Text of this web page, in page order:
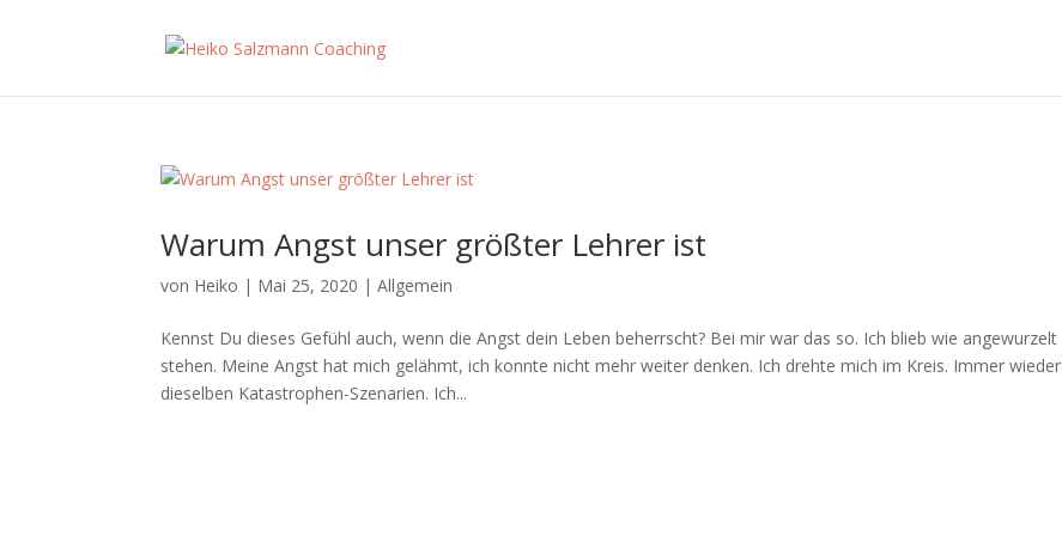
Warum Angst unser größter Lehrer ist
von Heiko | Mai 25, 2020 |Allgemein
Kennst Du dieses Gefühl auch, wenn die Angst dein Leben beherrscht? Bei mir war das so. Ich blieb wie angewurzelt
stehen. Meine Angst hat mich gelähmt, ich konnte nicht mehr weiter denken. Ich drehte mich im Kreis. Immer wieder
dieselben Katastrophen-Szenarien. Ich...